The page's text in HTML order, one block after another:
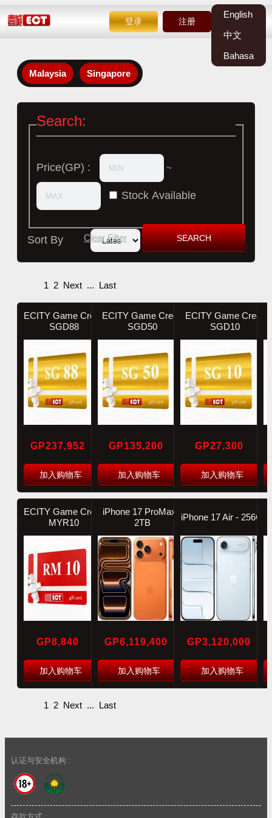
登录 注册
English
中文
Bahasa
Malaysia
Singapore
Search:
Price(GP) : ~
Stock Available
Clear Filter
Sort By
1 2 Next ... Last
ECITY Game Credit
SGD88
GP237,952
加入购物车
ECITY Game Credit
SGD50
GP135,200
加入购物车
ECITY Game Credit
SGD10
GP27,300
加入购物车
ECITY Game Credit
MYR10
GP8,840
加入购物车
iPhone 17 ProMax -
2TB
GP6,119,400
加入购物车
iPhone 17 Air - 256GB
GP3,120,000
加入购物车
1 2 Next ... Last
认证与安全机构 :